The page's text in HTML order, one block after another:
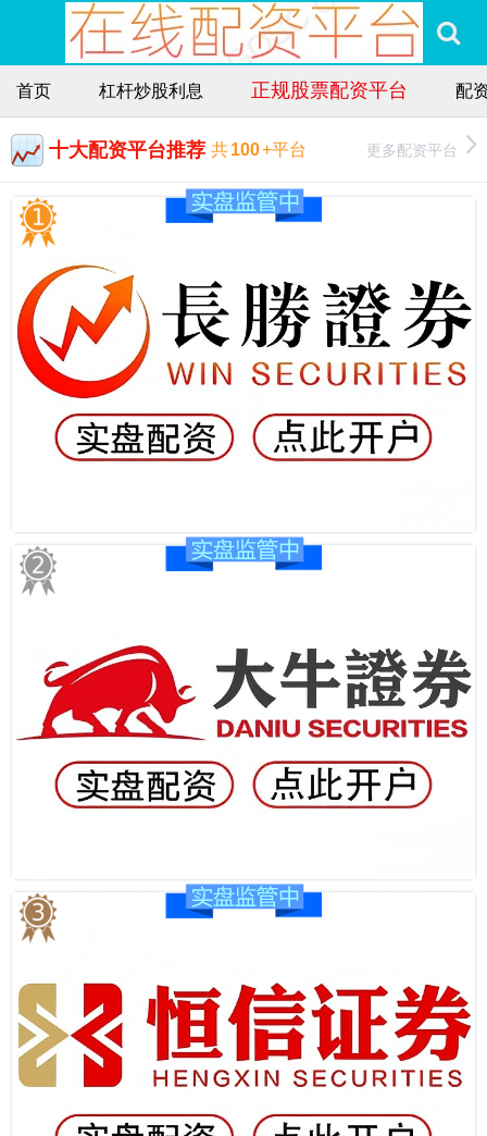
首页 杠杆炒股利息 正规股票配资平台 配
十大配资平台推荐 共100+平台 更多配资平台